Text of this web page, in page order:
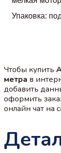
Упаковка:
Чтобы купить
метра в
добавить
оформить
онлайн чат на